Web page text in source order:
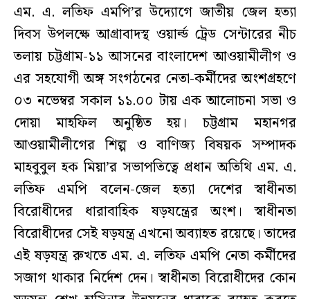
এম. এ. লতিফ এমপি’র উদ্যোগে জাতীয় জেল হত্যা
দিবস উপলক্ষে আগ্রাবাদস্থ ওয়ার্ল্ড ট্রেড সেন্টারের নীচ
তলায় চট্টগ্রাম-১১ আসনের বাংলাদেশ আওয়ামীলীগ ও
এর সহযোগী অঙ্গ সংগঠনের নেতা-কর্মীদের অংশগ্রহণে
০৩ নভেম্বর সকাল ১১.০০ টায় এক আলোচনা সভা ও
দোয়া মাহফিল অনুষ্ঠিত হয়। চট্টগ্রাম মহানগর
আওয়ামীলীগের শিল্প ও বাণিজ্য বিষয়ক সম্পাদক
মাহবুবুল হক মিয়া’র সভাপতিত্বে প্রধান অতিথি এম. এ.
লতিফ এমপি বলেন-জেল হত্যা দেশের স্বাধীনতা
বিরোধীদের ধারাবাহিক ষড়যন্ত্রের অংশ। স্বাধীনতা
বিরোধীদের সেই ষড়যন্ত্র এখনো অব্যাহত রয়েছে। তাদের
এই ষড়যন্ত্র রুখতে এম. এ. লতিফ এমপি নেতা কর্মীদের
সজাগ থাকার নির্দেশ দেন। স্বাধীনতা বিরোধীদের কোন